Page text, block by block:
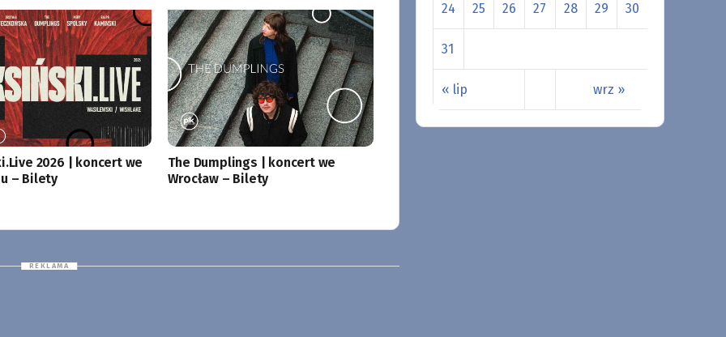
2026 | koncert we
– Bilety
The Dumplings | koncert we
Wrocław – Bilety
« lip wrz »
24 25 26 27 28 29 30
31